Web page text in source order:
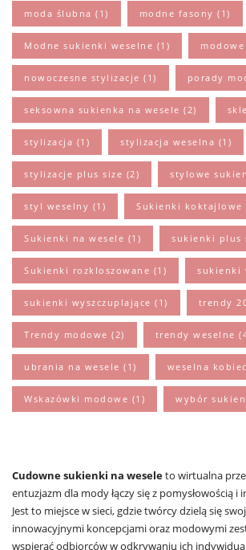
moda ślubna (1) modne fasony (1)
Modne sukienki weselne (1)
nowoczesne stylizacje (1) porady
seksowna sukienka na wesele (2)
stylizacja (1) stylizacja weselna (1)
stylizacje plus size (2) stylowe
styl weselny (1) Sukienki koktajlowe
Sukienki na wesele (1) sukienki plus
Sukienki rozkloszowane (1) sukienki
sukienki wyszczuplające (1) trendy
Trendy modowe (2) trendy weselne
ubrania na wesele (1) weselna
Wskazówki modowe (1) wybór
Cudowne sukienki na weseleto wirtualna
entuzjazm dla mody łączy się z pomysłowością i
Jest to miejsce w sieci, gdzie twórcy dzielą się
innowacyjnymi koncepcjami oraz modowymi
wspierać odbiorców w odkrywaniu ich